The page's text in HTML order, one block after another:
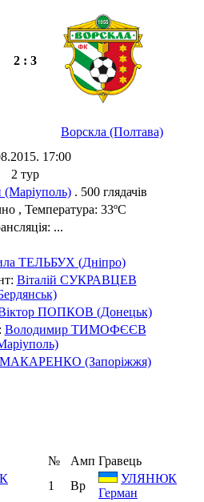
2 : 3
Ворскла (Полтава)
17:00
2 тур
(Маріуполь) . 500 глядачів
, Температура: 33ºC
...
ТЕЛЬБУХ (Дніпро)
Віталій СУКРАВЦЕВ
ПОПКОВ (Донецьк)
Володимир ТИМОФЄЄВ
МАКАРЕНКО (Запоріжжя)
№ Амп Гравець
1 Вр
УЛЯНЮК
Герман